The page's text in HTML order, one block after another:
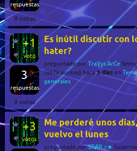
respuestas
8 visitas
+1
voto
3
respuestas
8 visitas
Es inútil discutir con
hater?
preguntado porTraƔys ArCe
(367kpuntos) hace3 días en
generales
+3
votos
Me perderé unos dias,
vuelvo el lunes
preguntado porSŦȺɌ♫★